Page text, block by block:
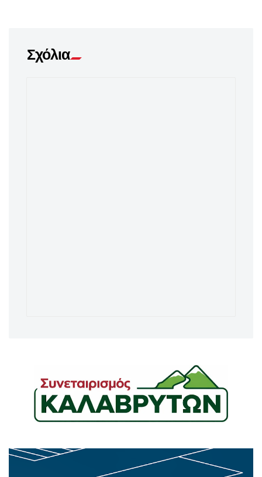
Σχόλια